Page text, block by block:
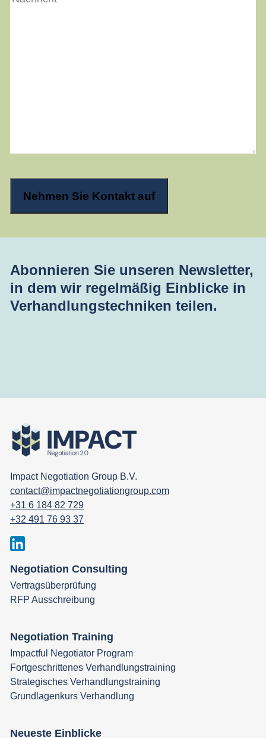
Abonnieren Sie unseren Newsletter,
in dem wir regelmäßig Einblicke in
Verhandlungstechniken teilen.
Impact Negotiation Group B.V.
contact@impactnegotiationgroup.com
+31 6 184 82 729
+32 491 76 93 37
Negotiation Consulting
Vertragsüberprüfung
RFP Ausschreibung
Negotiation Training
Impactful Negotiator Program
Fortgeschrittenes Verhandlungstraining
Strategisches Verhandlungstraining
Grundlagenkurs Verhandlung
Neueste Einblicke